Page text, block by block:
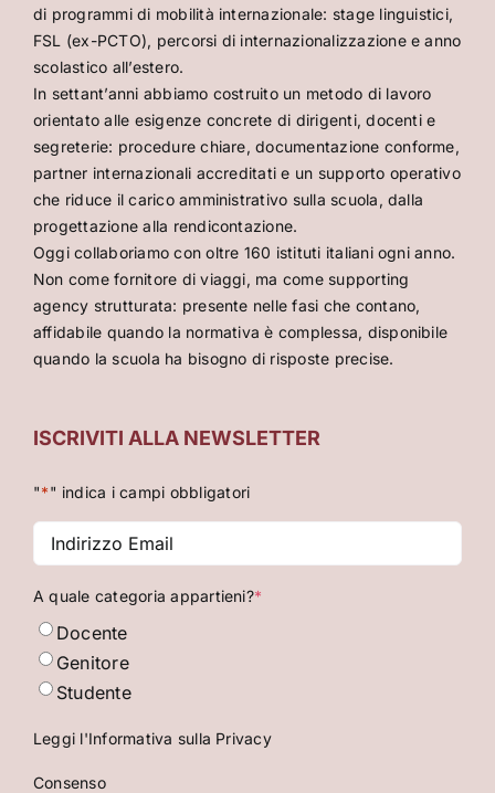
di programmi di mobilità internazionale: stage linguistici,
FSL (ex-PCTO), percorsi di internazionalizzazione e anno
scolastico all’estero.
In settant’anni abbiamo costruito un metodo di lavoro
orientato alle esigenze concrete di dirigenti, docenti e
segreterie: procedure chiare, documentazione conforme,
partner internazionali accreditati e un supporto operativo
che riduce il carico amministrativo sulla scuola, dalla
progettazione alla rendicontazione.
Oggi collaboriamo con oltre 160 istituti italiani ogni anno.
Non come fornitore di viaggi, ma come supporting
agency strutturata: presente nelle fasi che contano,
affidabile quando la normativa è complessa, disponibile
quando la scuola ha bisogno di risposte precise.
ISCRIVITI ALLA NEWSLETTER
"*" indica i campi obbligatori
Indirizzo
Email*
A quale categoria appartieni?*
Docente
Genitore
Studente
Leggi l'Informativa sulla Privacy
Consenso